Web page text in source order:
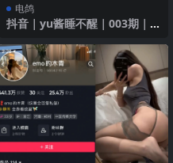
电鸽
抖音｜yu酱睡不醒｜003期｜
舞姿